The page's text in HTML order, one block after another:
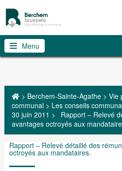
Menu
> Berchem-Sainte-Agathe> Vie
communal> Les conseils
30 juin 2011 >
Rapport – Relevé
avantages octroyés aux
Rapport – Relevé détaillé des
octroyés aux mandataires.